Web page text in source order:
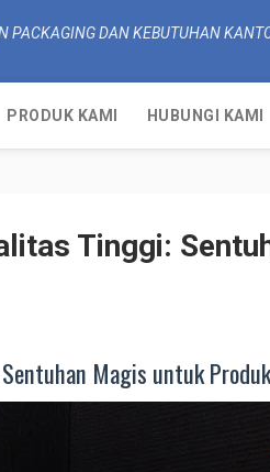
PACKAGING DAN KEBUTUHAN
PRODUK KAMI HUBUNGI KAMI
Tinggi:
Magis untuk